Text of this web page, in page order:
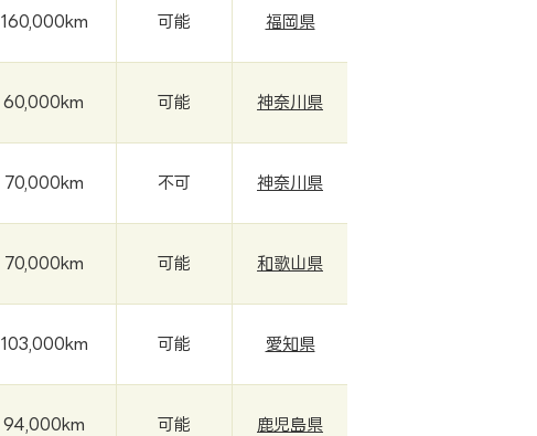
160,000km 可能 福岡県
60,000km 可能 神奈川県
70,000km 不可 神奈川県
70,000km 可能 和歌山県
103,000km 可能 愛知県
94,000km 可能 鹿児島県